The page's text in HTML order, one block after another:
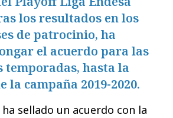
los resultados en los
de patrocinio, ha
el acuerdo para las
hasta la
la campaña 2019-2020.
ha sellado un acuerdo con la